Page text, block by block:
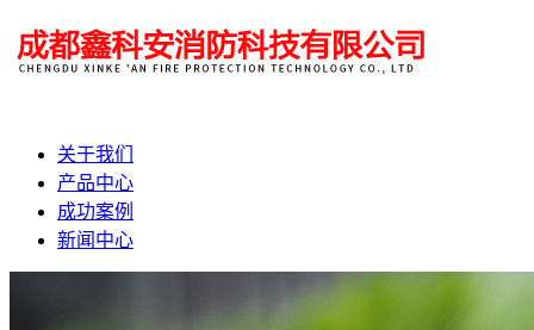
关于我们
产品中心
成功案例
新闻中心